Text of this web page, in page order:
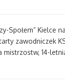
Społem” Kielce
zawodniczek
mistrzostw, 14-